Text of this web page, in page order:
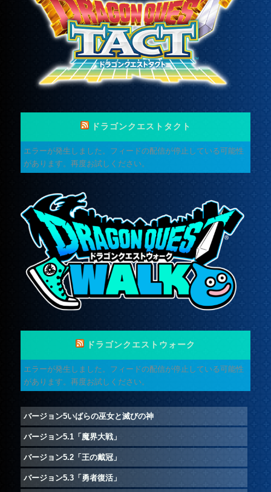
ドラゴンクエストタクト
エラーが発生しました。フィードの配信が停止している可能性
があります。再度お試しください。
ドラゴンクエストウォーク
エラーが発生しました。フィードの配信が停止している可能性
があります。再度お試しください。
バージョン5いばらの巫女と滅びの神
バージョン5.1「魔界大戦」
バージョン5.2「王の戴冠」
バージョン5.3「勇者復活」